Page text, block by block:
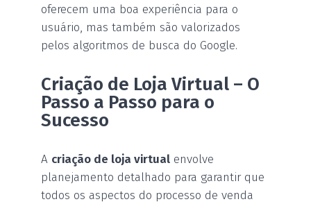
oferecem uma boa experiência para o
usuário, mas também são valorizados
pelos algoritmos de busca do Google.
Criação de Loja Virtual – O
Passo a Passo para o
Sucesso
A criação de loja virtual envolve
planejamento detalhado para garantir que
todos os aspectos do processo de venda